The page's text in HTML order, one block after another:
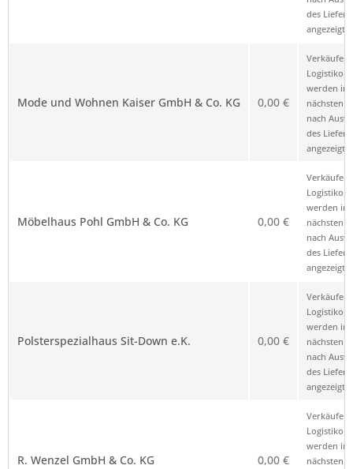
des
angezeigt.
Mode und Wohnen Kaiser GmbH & Co. KG 0,00 €
Verkäufer
werden im
nächsten
nach
des
angezeigt.
Möbelhaus Pohl GmbH & Co. KG 0,00 €
Verkäufer
werden im
nächsten
nach
des
angezeigt.
Polsterspezialhaus Sit-Down e.K. 0,00 €
Verkäufer
werden im
nächsten
nach
des
angezeigt.
R. Wenzel GmbH & Co. KG 0,00 €
Verkäufer
werden im
nächsten